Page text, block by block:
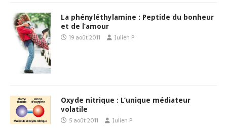
La phényléthylamine : Peptide du bonheur
et de l’amour
19 août 2011 Julien P
Oxyde nitrique : L’unique médiateur
volatile
5 août 2011 Julien P